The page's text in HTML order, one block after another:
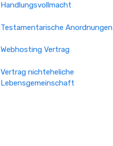
Handlungsvollmacht
Testamentarische Anordnungen
Webhosting Vertrag
Vertrag nichteheliche
Lebensgemeinschaft